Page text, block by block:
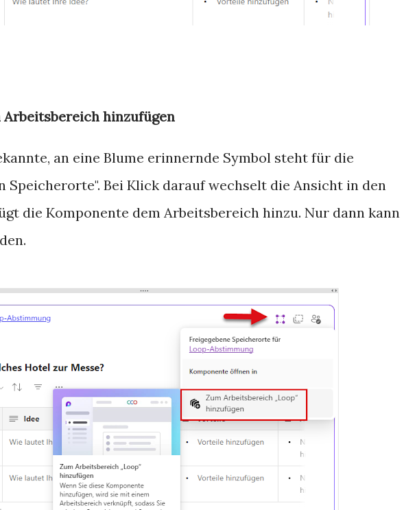
Arbeitsbereich hinzufügen
an eine Blume erinnernde Symbol steht für die
Speicherorte". Bei Klick darauf wechselt die Ansicht in den
die Komponente dem Arbeitsbereich hinzu. Nur dann kann